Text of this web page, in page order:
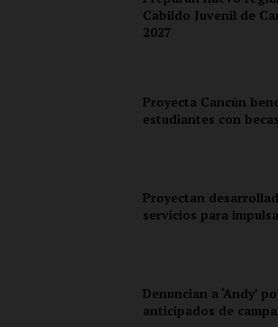
Cabildo Juvenil de
2027
Proyecta Cancún
estudiantes con
Proyectan
servicios para
Denuncian a ‘Andy’
anticipados de